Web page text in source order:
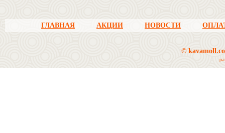
ГЛАВНАЯ АКЦИИ НОВОСТИ
©